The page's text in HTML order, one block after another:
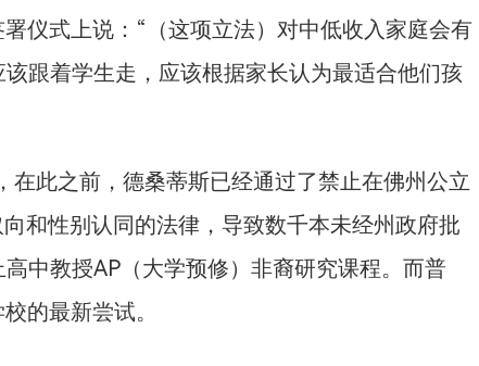
署仪式上说：“（这项立法）对中低收入家庭会有
跟着学生走，应该根据家长认为最适合他们孩
，在此之前，德桑蒂斯已经通过了禁止在佛州公立
和性别认同的法律，导致数千本未经州政府批
中教授AP（大学预修）非裔研究课程。而普
的最新尝试。